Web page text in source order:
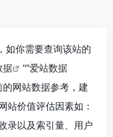
如你需要查询该站的
据 ""爱站数据
网站数据参考，建
站价值评估因素如：
录以及索引量、用户